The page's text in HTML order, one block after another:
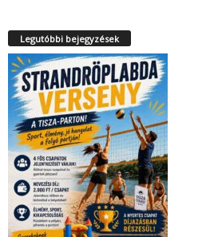
Legutóbbi bejegyzések